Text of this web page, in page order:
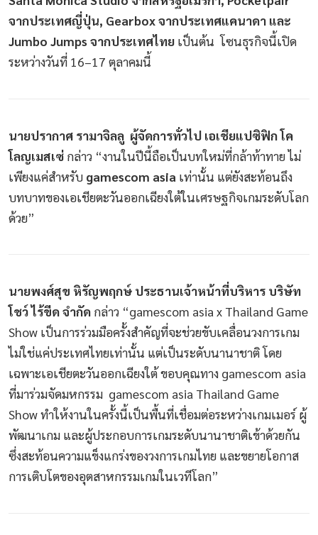
จากประเทศญี่ปุ่น, Gearbox จากประเทศแคนาดา และ
Jumbo Jumps จากประเทศไทย เป็นต้น โซนธุรกิจนี้เปิด
ระหว่างวันที่ 16–17 ตุลาคมนี้
นายปรากาศ รามาจิลลู ผู้จัดการทั่วไป เอเชียแปซิฟิก โค
โลญเมสเซ่ กล่าว “งานในปีนี้ถือเป็นบทใหม่ที่กล้าท้าทาย ไม่
เพียงแค่สำหรับ gamescom asia เท่านั้น แต่ยังสะท้อนถึง
บทบาทของเอเชียตะวันออกเฉียงใต้ในเศรษฐกิจเกมระดับโลก
ด้วย”
นายพงศ์สุข หิรัญพฤกษ์ ประธานเจ้าหน้าที่บริหาร บริษัท
โชว์ ไร้ขีด จำกัด กล่าว “gamescom asia x Thailand Game
Show เป็นการร่วมมือครั้งสำคัญที่จะช่วยขับเคลื่อนวงการเกม
ไม่ใช่แค่ประเทศไทยเท่านั้น แต่เป็นระดับนานาชาติ โดย
เฉพาะเอเชียตะวันออกเฉียงใต้ ขอบคุณทาง gamescom asia
ที่มาร่วมจัดมหกรรม gamescom asia Thailand Game
Show ทำให้งานในครั้งนี้เป็นพื้นที่เชื่อมต่อระหว่างเกมเมอร์ ผู้
พัฒนาเกม และผู้ประกอบการเกมระดับนานาชาติเข้าด้วยกัน
ซึ่งสะท้อนความแข็งแกร่งของวงการเกมไทย และขยายโอกาส
การเติบโตของอุตสาหกรรมเกมในเวทีโลก”